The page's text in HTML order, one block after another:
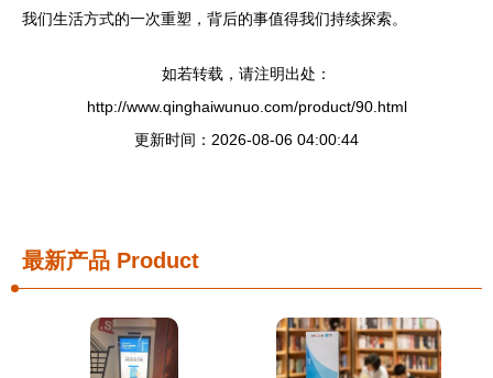
我们生活方式的一次重塑，背后的事值得我们持续探索。
如若转载，请注明出处：
http://www.qinghaiwunuo.com/product/90.html
更新时间：2026-08-06 04:00:44
最新产品 Product